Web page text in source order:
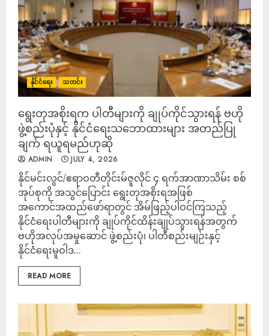
နိုင်ငံရေး သတင်း
ရွေးတုအစိုးရက ပါတီများကို ချုပ်ကိုင်သွားရန် ဗဟို
ဖွဲ့စည်းပုံနှင့် နိုင်ငံရေးသဘောထားများ အတည်ပြု
ချက် ရယူရမည်ဟုဆို
ADMIN JULY 4, 2026
နိုင်မင်းလွင်/ဧရာဝတီတိုင်းမ်ဇူလိုင် ၄ ရက်အာဏာသိမ်း စစ်
အုပ်စုကို အသွင်ပြောင်း ရွေးတုအစိုးရအဖြစ်
အကောင်အထည်ဖော်ရာတွင် အိမ်ဖြည့်ပါဝင်ကြသည့်
နိုင်ငံရေးပါတီများကို ချုပ်ကိုင်ထိန်းချုပ်သွားရန်အတွက်
ဗဟိုအလုပ်အမှုဆောင် ဖွဲ့စည်းပုံ၊ ပါတီစည်းမျဉ်းနှင့်
နိုင်ငံရေးမူဝါဒ...
READ MORE